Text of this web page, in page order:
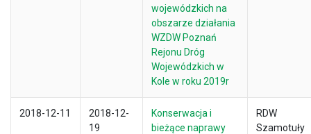
wojewódzkich na
obszarze działania
WZDW Poznań
Rejonu Dróg
Wojewódzkich w
Kole w roku 2019r
2018-12-11
2018-12-
19
Konserwacja i
bieżące naprawy
RDW
Szamotuły